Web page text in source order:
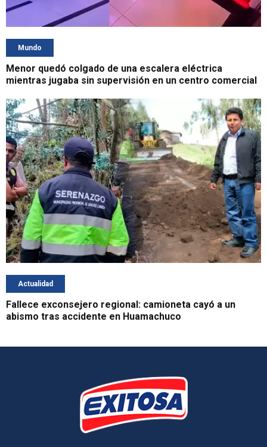
Mundo
Menor quedó colgado de una escalera eléctrica
mientras jugaba sin supervisión en un centro comercial
Actualidad
Fallece exconsejero regional: camioneta cayó a un
abismo tras accidente en Huamachuco